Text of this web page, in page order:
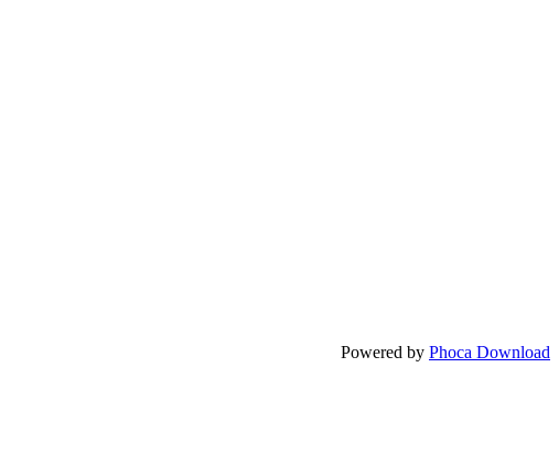
Powered by Phoca Download